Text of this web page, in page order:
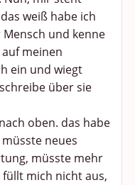
weiß habe ich
und kenne
meinen
ein und wiegt
über sie
oben. das habe
neues
müsste mehr
mich nicht aus,